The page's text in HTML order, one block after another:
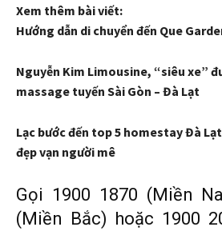
Xem thêm bài viết:
Hướng dẫn di chuyển đến Que
Nguyễn Kim Limousine, “siêu xe”
massage tuyến Sài Gòn – Đà Lạt
Lạc bước đến top 5 homestay Đà
đẹp vạn người mê
Gọi 1900 1870 (Miền
(Miền Bắc) hoặc 1900